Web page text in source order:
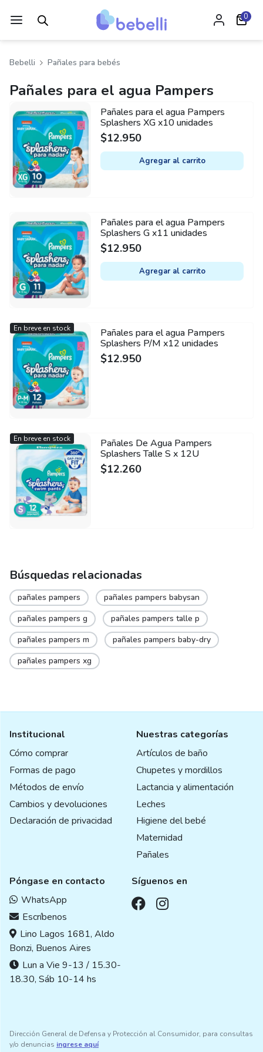
0
Bebelli Pañales para bebés
Pañales para el agua Pampers
Pañales para el agua Pampers
Splashers XG x10 unidades
$12.950
Agregar al carrito
Pañales para el agua Pampers
Splashers G x11 unidades
$12.950
Agregar al carrito
Pañales para el agua Pampers
Splashers P/M x12 unidades
$12.950
En breve en stock
Pañales De Agua Pampers
Splashers Talle S x 12U
$12.260
En breve en stock
Búsquedas relacionadas
pañales pampers
pañales pampers babysan
pañales pampers g
pañales pampers talle p
pañales pampers m
pañales pampers baby-dry
pañales pampers xg
Institucional
Cómo comprar
Formas de pago
Métodos de envío
Cambios y devoluciones
Declaración de privacidad
Nuestras categorías
Artículos de baño
Chupetes y mordillos
Lactancia y alimentación
Leches
Higiene del bebé
Maternidad
Pañales
Póngase en contacto
WhatsApp
Escríbenos
Lino Lagos 1681, Aldo
Bonzi, Buenos Aires
Lun a Vie 9-13 / 15.30-
18.30, Sáb 10-14 hs
Síguenos en
Dirección General de Defensa y Protección al Consumidor, para consultas
y/o denuncias ingrese aquí